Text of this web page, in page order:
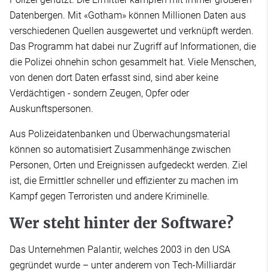
Datenbergen. Mit «Gotham» können Millionen Daten aus
verschiedenen Quellen ausgewertet und verknüpft werden.
Das Programm hat dabei nur Zugriff auf Informationen, die
die Polizei ohnehin schon gesammelt hat. Viele Menschen,
von denen dort Daten erfasst sind, sind aber keine
Verdächtigen - sondern Zeugen, Opfer oder
Auskunftspersonen.
Aus Polizeidatenbanken und Überwachungsmaterial
können so automatisiert Zusammenhänge zwischen
Personen, Orten und Ereignissen aufgedeckt werden. Ziel
ist, die Ermittler schneller und effizienter zu machen im
Kampf gegen Terroristen und andere Kriminelle.
Wer steht hinter der Software?
Das Unternehmen Palantir, welches 2003 in den USA
gegründet wurde – unter anderem von Tech-Milliardär